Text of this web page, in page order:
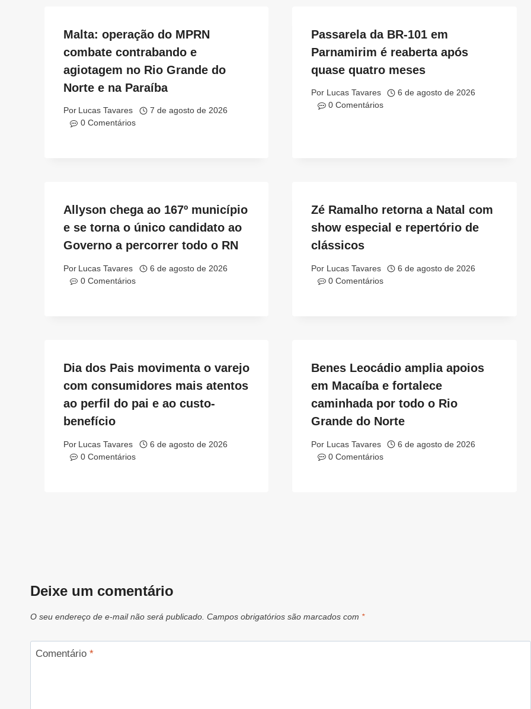
Malta: operação do MPRN
combate contrabando e
agiotagem no Rio Grande do
Norte e na Paraíba
Por Lucas Tavares
7 de agosto de 2026
0 Comentários
Passarela da BR-101 em
Parnamirim é reaberta após
quase quatro meses
Por Lucas Tavares
6 de agosto de 2026
0 Comentários
Allyson chega ao 167º município
e se torna o único candidato ao
Governo a percorrer todo o RN
Por Lucas Tavares
6 de agosto de 2026
0 Comentários
Zé Ramalho retorna a Natal com
show especial e repertório de
clássicos
Por Lucas Tavares
6 de agosto de 2026
0 Comentários
Dia dos Pais movimenta o varejo
com consumidores mais atentos
ao perfil do pai e ao custo-
benefício
Por Lucas Tavares
6 de agosto de 2026
0 Comentários
Benes Leocádio amplia apoios
em Macaíba e fortalece
caminhada por todo o Rio
Grande do Norte
Por Lucas Tavares
6 de agosto de 2026
0 Comentários
Deixe um comentário
O seu endereço de e-mail não será publicado. Campos obrigatórios são marcados com *
Comentário *